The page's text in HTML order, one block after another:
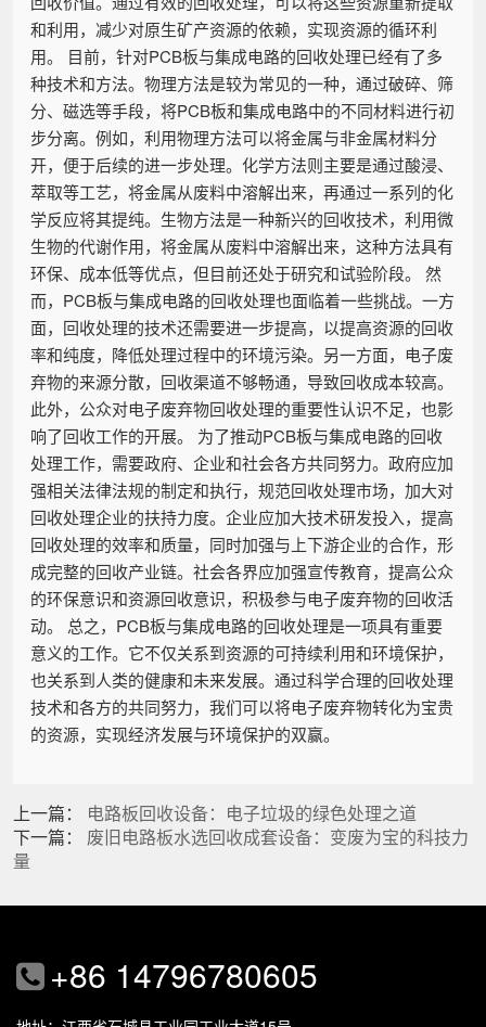
和利用，减少对原生矿产资源的依赖，实现资源的循环利
用。 目前，针对PCB板与集成电路的回收处理已经有了多
种技术和方法。物理方法是较为常见的一种，通过破碎、筛
分、磁选等手段，将PCB板和集成电路中的不同材料进行初
步分离。例如，利用物理方法可以将金属与非金属材料分
开，便于后续的进一步处理。化学方法则主要是通过酸浸、
萃取等工艺，将金属从废料中溶解出来，再通过一系列的化
学反应将其提纯。生物方法是一种新兴的回收技术，利用微
生物的代谢作用，将金属从废料中溶解出来，这种方法具有
环保、成本低等优点，但目前还处于研究和试验阶段。 然
而，PCB板与集成电路的回收处理也面临着一些挑战。一方
面，回收处理的技术还需要进一步提高，以提高资源的回收
率和纯度，降低处理过程中的环境污染。另一方面，电子废
弃物的来源分散，回收渠道不够畅通，导致回收成本较高。
此外，公众对电子废弃物回收处理的重要性认识不足，也影
响了回收工作的开展。 为了推动PCB板与集成电路的回收
处理工作，需要政府、企业和社会各方共同努力。政府应加
强相关法律法规的制定和执行，规范回收处理市场，加大对
回收处理企业的扶持力度。企业应加大技术研发投入，提高
回收处理的效率和质量，同时加强与上下游企业的合作，形
成完整的回收产业链。社会各界应加强宣传教育，提高公众
的环保意识和资源回收意识，积极参与电子废弃物的回收活
动。 总之，PCB板与集成电路的回收处理是一项具有重要
意义的工作。它不仅关系到资源的可持续利用和环境保护，
也关系到人类的健康和未来发展。通过科学合理的回收处理
技术和各方的共同努力，我们可以将电子废弃物转化为宝贵
的资源，实现经济发展与环境保护的双赢。
上一篇： 电路板回收设备：电子垃圾的绿色处理之道
下一篇： 废旧电路板水选回收成套设备：变废为宝的科技力
量
+86 14796780605